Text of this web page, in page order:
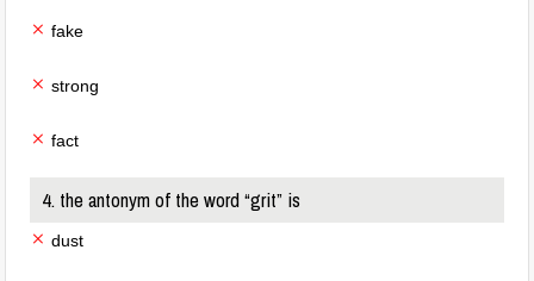
fake
strong
fact
4. the antonym of the word “grit” is
dust